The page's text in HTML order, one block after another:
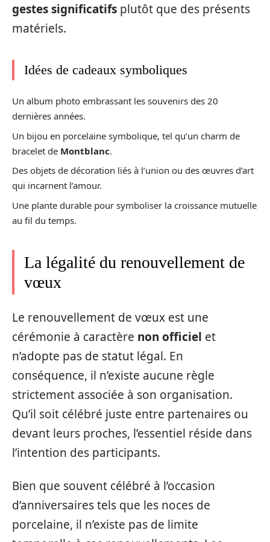
gestes significatifs plutôt que des présents
matériels.
Idées de cadeaux symboliques
Un album photo embrassant les souvenirs des 20
dernières années.
Un bijou en porcelaine symbolique, tel qu’un charm de
bracelet de Montblanc.
Des objets de décoration liés à l’union ou des œuvres d’art
qui incarnent l’amour.
Une plante durable pour symboliser la croissance mutuelle
au fil du temps.
La légalité du renouvellement de
vœux
Le renouvellement de vœux est une
cérémonie à caractère non officiel et
n’adopte pas de statut légal. En
conséquence, il n’existe aucune règle
strictement associée à son organisation.
Qu’il soit célébré juste entre partenaires ou
devant leurs proches, l’essentiel réside dans
l’intention des participants.
Bien que souvent célébré à l’occasion
d’anniversaires tels que les noces de
porcelaine, il n’existe pas de limite